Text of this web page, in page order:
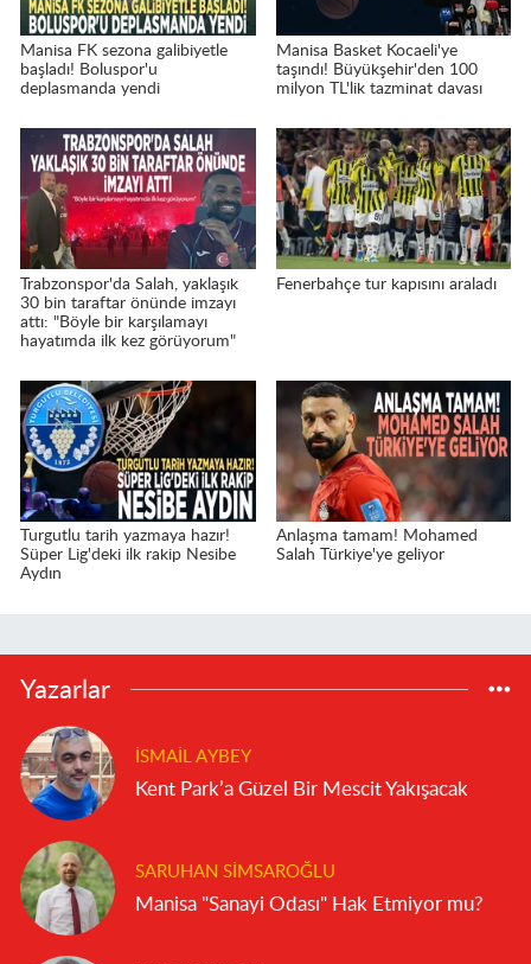
Manisa FK sezona galibiyetle
başladı! Boluspor'u
deplasmanda yendi
Manisa Basket Kocaeli'ye
taşındı! Büyükşehir'den 100
milyon TL'lik tazminat davası
Trabzonspor'da Salah, yaklaşık
30 bin taraftar önünde imzayı
attı: "Böyle bir karşılamayı
hayatımda ilk kez görüyorum"
Fenerbahçe tur kapısını araladı
Turgutlu tarih yazmaya hazır!
Süper Lig'deki ilk rakip Nesibe
Aydın
Anlaşma tamam! Mohamed
Salah Türkiye'ye geliyor
Yazarlar
İSMAIL AYBEY
Kent Park’a Güzel Bir Mescit Yakışacak
SARUHAN SIMSAROĞLU
Manisa "Sanayi Odası" Hak Etmiyor mu?